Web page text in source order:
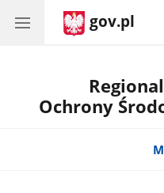
gov.pl
Ochrony